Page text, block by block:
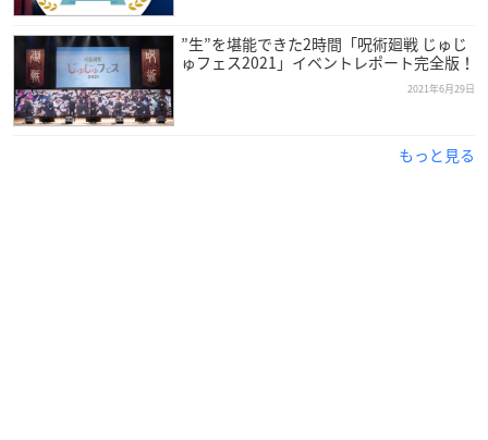
”生”を堪能できた2時間「呪術廻戦 じゅじ
ゅフェス2021」イベントレポート完全版！
2021年6月29日
もっと見る